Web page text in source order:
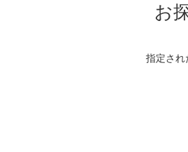
お
指定され